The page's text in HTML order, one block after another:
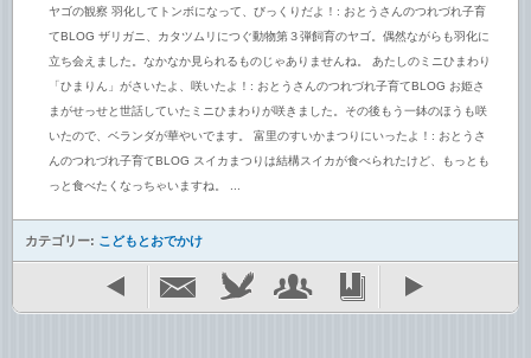
ヤゴの観察 羽化してトンボになって、びっくりだよ！: おとうさんのつれづれ子育
てBLOG ザリガニ、カタツムリにつぐ動物第３弾飼育のヤゴ。偶然ながらも羽化に
立ち会えました。なかなか見られるものじゃありませんね。 あたしのミニひまわり
「ひまりん」がさいたよ、咲いたよ！: おとうさんのつれづれ子育てBLOG お姫さ
まがせっせと世話していたミニひまわりが咲きました。その後もう一鉢のほうも咲
いたので、ベランダが華やいでます。 富里のすいかまつりにいったよ！: おとうさ
んのつれづれ子育てBLOG スイカまつりは結構スイカが食べられたけど、もっとも
っと食べたくなっちゃいますね。 ...
カテゴリー: こどもとおでかけ